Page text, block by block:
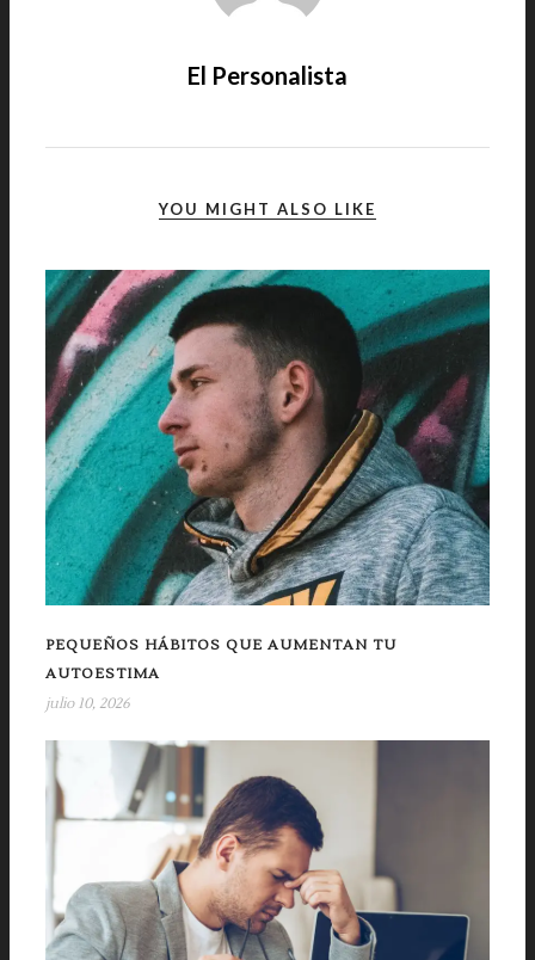
El Personalista
YOU MIGHT ALSO LIKE
PEQUEÑOS HÁBITOS QUE AUMENTAN TU
AUTOESTIMA
julio 10, 2026